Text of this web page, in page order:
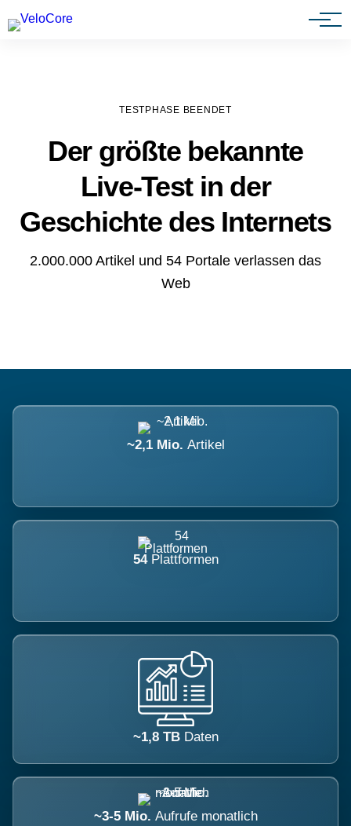
Agenturen & Webdesigner
TESTPHASE BEENDET
Der größte bekannte
Live-Test in der
Geschichte des Internets
2.000.000 Artikel und 54 Portale verlassen das
Web
~2,1 Mio. Artikel
54 Plattformen
~1,8 TB Daten
~3-5 Mio. Aufrufe monatlich